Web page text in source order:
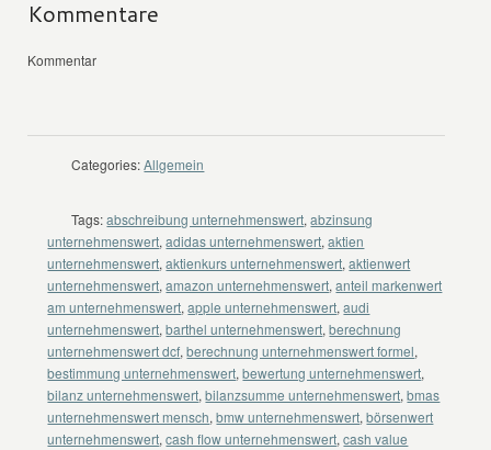
Kommentare
Kommentar
Categories: Allgemein
Tags: abschreibung unternehmenswert,abzinsung
unternehmenswert,adidas unternehmenswert,aktien
unternehmenswert,aktienkurs unternehmenswert,aktienwert
unternehmenswert,amazon unternehmenswert,anteil markenwert
am unternehmenswert,apple unternehmenswert,audi
unternehmenswert,barthel unternehmenswert,berechnung
unternehmenswert dcf,berechnung unternehmenswert formel,
bestimmung unternehmenswert,bewertung unternehmenswert,
bilanz unternehmenswert,bilanzsumme unternehmenswert,bmas
unternehmenswert mensch,bmw unternehmenswert,börsenwert
unternehmenswert,cash flow unternehmenswert,cash value